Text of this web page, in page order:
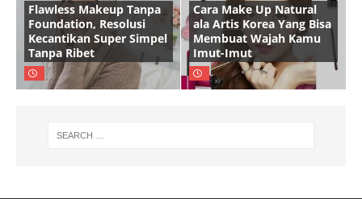
Flawless Makeup Tanpa
Foundation, Resolusi
Kecantikan Super Simpel
Tanpa Ribet
Cara Make Up Natural
ala Artis Korea Yang Bisa
Membuat Wajah Kamu
Imut-Imut